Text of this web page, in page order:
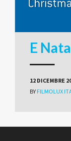
E
12 DICEMBRE
BY FILMOLUX